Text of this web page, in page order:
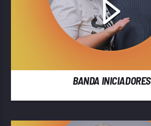
BANDA INICIADORES